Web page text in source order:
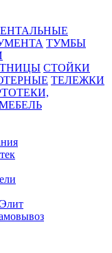
ТУМБЫ
СТОЙКИ
ТЕЛЕЖКИ